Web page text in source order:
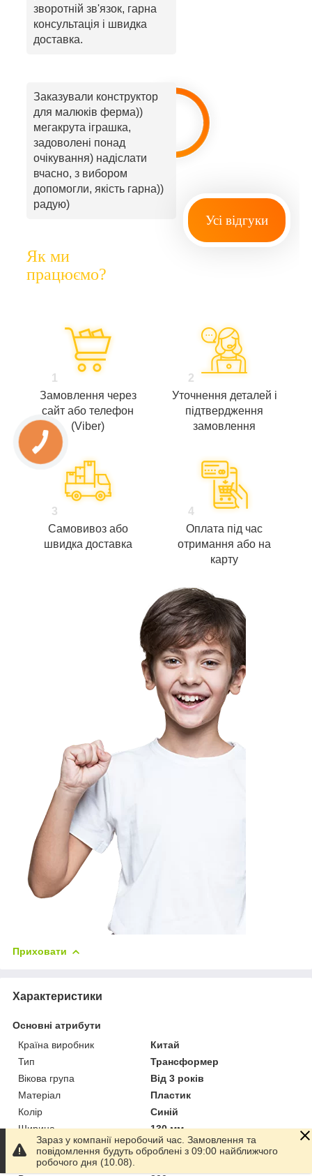
зворотній зв'язок, гарна
консультація і швидка
доставка.
Заказували конструктор
для малюків ферма))
мегакрута іграшка,
задоволені понад
очікування) надіслати
вчасно, з вибором
допомогли, якість гарна))
радую)
Усі відгуки
Як ми
працюємо?
1
Замовлення через
сайт або телефон
(Viber)
2
Уточнення деталей і
підтвердження
замовлення
3
Самовивоз або
швидка доставка
4
Оплата під час
отримання або на
карту
Приховати
Характеристики
Основні атрибути
Країна виробник
Китай
Тип
Трансформер
Вікова група
Від 3 років
Матеріал
Пластик
Колір
Синій
Ширина
130 мм
Довжина
310 мм
Висота
Зараз у компанії неробочий час. Замовлення та
повідомлення будуть оброблені з 09:00 найближчого
робочого дня (10.08).